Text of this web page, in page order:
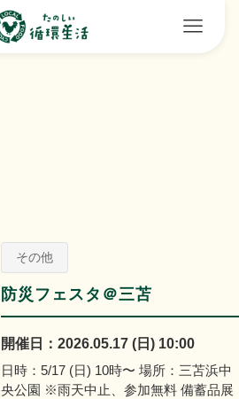
その他
防災フェスタ＠三苫
開催日：2026.05.17 (日) 10:00
日時：5/17 (日) 10時〜 場所：三苫浜中
央公園 ※雨天中止、参加無料 備蓄品展